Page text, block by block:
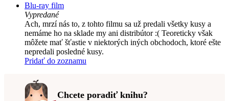
Blu-ray film
Vypredané
Ach, mrzí nás to, z tohto filmu sa už predali všetky kusy a
nemáme ho na sklade my ani distribútor :( Teoreticky však
môžete mať šťastie v niektorých iných obchodoch, ktoré ešte
nepredali posledné kusy.
Pridať do zoznamu
Chcete poradiť knihu?